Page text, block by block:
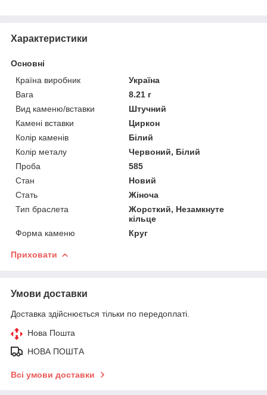
Характеристики
Основні
Країна виробник
Україна
Вага
8.21 г
Вид каменю/вставки
Штучний
Камені вставки
Циркон
Колір каменів
Білий
Колір металу
Червоний, Білий
Проба
585
Стан
Новий
Стать
Жіноча
Тип браслета
Жорсткий, Незамкнуте
кільце
Форма каменю
Круг
Приховати
Умови доставки
Доставка здійснюється тільки по передоплаті.
Нова Пошта
НОВА ПОШТА
Всі умови доставки